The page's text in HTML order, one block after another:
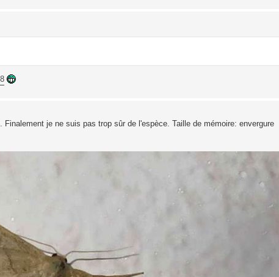
je ne suis pas trop sûr de l'espèce. Taille de mémoire: envergure